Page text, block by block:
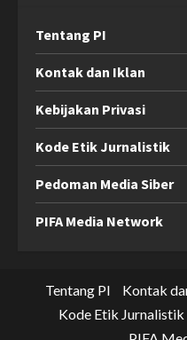
Tentang PI
Kontak dan Iklan
Kebijakan Privasi
Kode Etik Jurnalistik
Pedoman Media Siber
PIFA Media Network
Tentang PI Kontak
Kode Etik Jurnalistik